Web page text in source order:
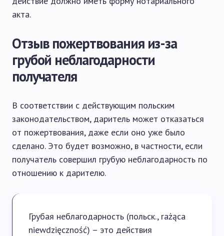
акта.
Отзыв пожертвования из-за
грубой неблагодарности
получателя
В соответствии с действующим польским
законодательством, даритель может отказаться
от пожертвования, даже если оно уже было
сделано. Это будет возможно, в частности, если
получатель совершил грубую неблагодарность по
отношению к дарителю.
Грубая неблагодарность (польск., rażąca
niewdzięczność) – это действия